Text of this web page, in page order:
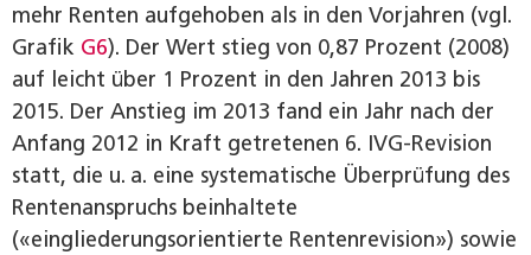
mehr Renten aufgehoben als in den Vorjahren (vgl.
Grafik G6). Der Wert stieg von 0,87 Prozent (2008)
auf leicht über 1 Prozent in den Jahren 2013 bis
2015. Der Anstieg im 2013 fand ein Jahr nach der
Anfang 2012 in Kraft getretenen 6. IVG-Revision
statt, die u. a. eine systematische Überprüfung des
Rentenanspruchs beinhaltete
(«eingliederungsorientierte Rentenrevision») sowie